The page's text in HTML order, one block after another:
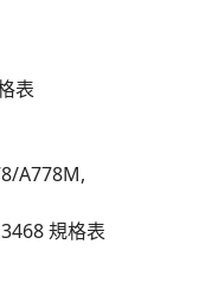
表
A778M,
規格表